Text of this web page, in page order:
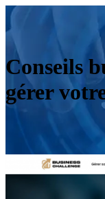
Conseils
gérer